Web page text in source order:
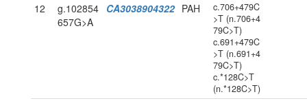
12
g.102854
657G>A
CA3038904322 PAH
c.706+479C
>T (n.706+4
79C>T)
c.691+479C
>T (n.691+4
79C>T)
c.*128C>T
(n.*128C>T)